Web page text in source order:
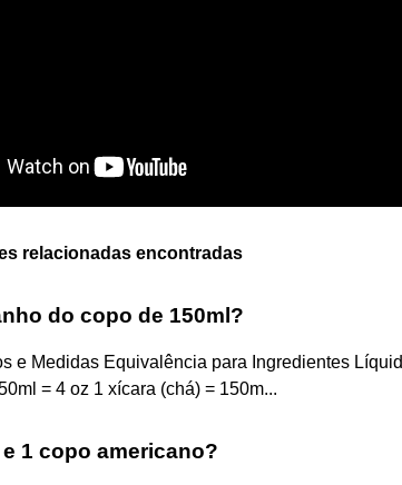
relacionadas encontradas
do copo de 150ml?
e Medidas Equivalência para Ingredientes
= 4 oz 1 xícara (chá) = 150m...
1 copo americano?